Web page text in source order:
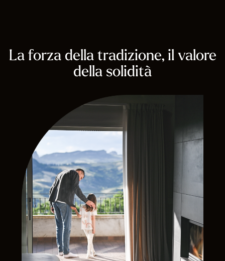
La forza della tradizione, il valore
della solidità